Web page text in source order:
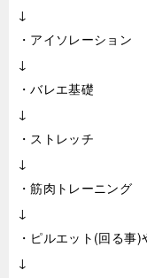
↓
・アイソレーション
↓
・バレエ基礎
↓
・ストレッチ
↓
・筋肉トレーニング
↓
・ピルエット(回る事
↓